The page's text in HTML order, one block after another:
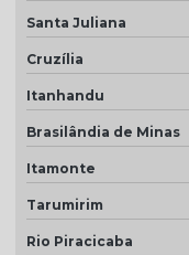
Santa Juliana
Cruzília
Itanhandu
Brasilândia de Minas
Itamonte
Tarumirim
Rio Piracicaba